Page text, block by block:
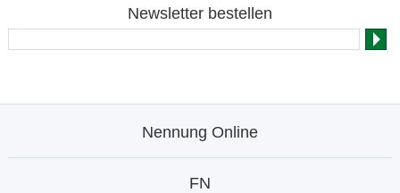
Newsletter bestellen
Nennung Online
FN